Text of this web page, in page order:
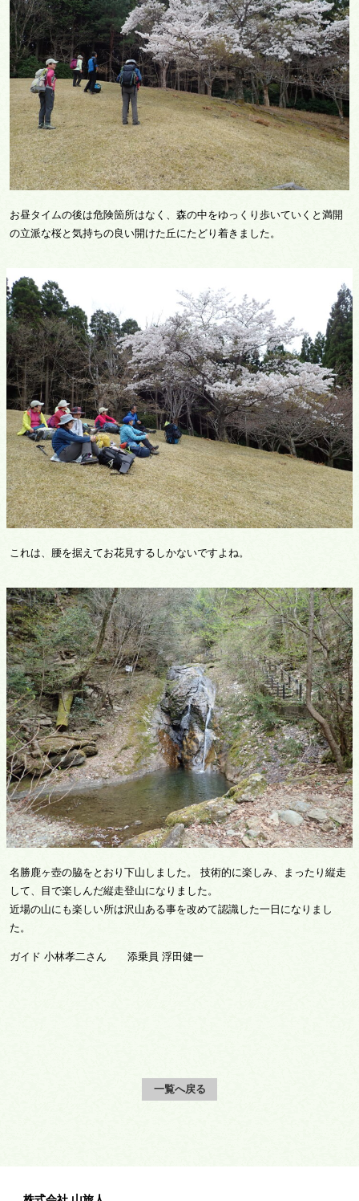
お昼タイムの後は危険箇所はなく、森の中をゆっくり歩いていくと満開
の立派な桜と気持ちの良い開けた丘にたどり着きました。
これは、腰を据えてお花見するしかないですよね。
名勝鹿ヶ壺の脇をとおり下山しました。 技術的に楽しみ、まったり縦走
して、目で楽しんだ縦走登山になりました。
近場の山にも楽しい所は沢山ある事を改めて認識した一日になりまし
た。
ガイド 小林孝二さん 添乗員 浮田健一
一覧へ戻る